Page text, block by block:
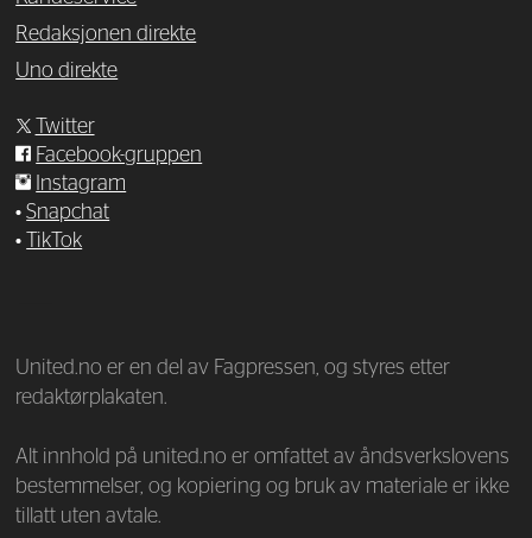
Redaksjonen direkte
Uno direkte
Twitter
Facebook-gruppen
Instagram
•Snapchat
•
TikTok
United.no er en del av Fagpressen, og styres etter
redaktørplakaten.
Alt innhold på united.no er omfattet av åndsverkslovens
bestemmelser, og kopiering og bruk av materiale er ikke
tillatt uten avtale.